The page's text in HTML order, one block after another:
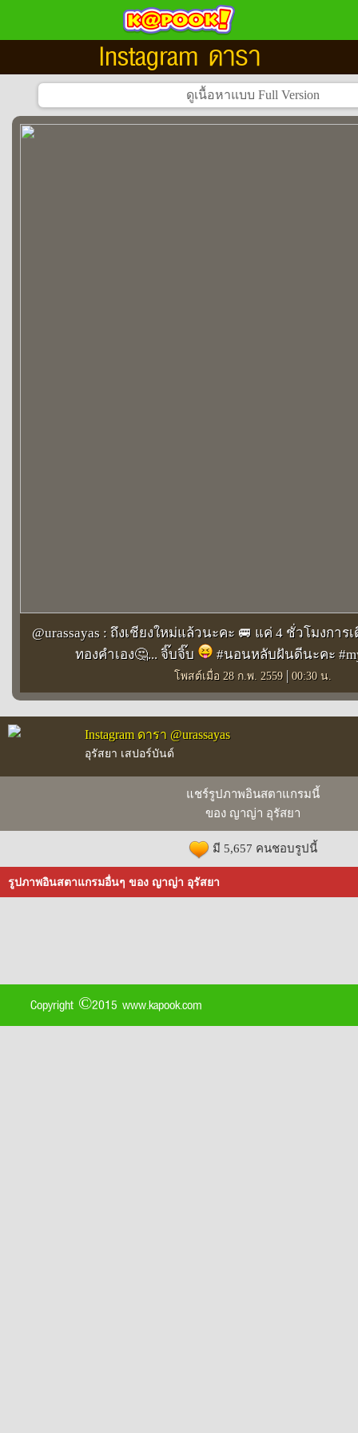
Instagram ดารา
@urassayas : ถึงเชียงใหม่แล้วนะคะ 🚐 แค่ 4 ชั่วโมงการ
ทองคำเอง🤔... จิ๊บจิ๊บ
#นอนหลับฝันดีนะคะ
โพสต์เมื่อ 28 ก.พ. 2559 | 00:30 น.
Instagram ดารา @urassayas
อุรัสยา เสปอร์บันด์
แชร์รูปภาพอินสตาแกรมนี้
ของ ญาญ่า อุรัสยา
มี 5,657 คนชอบรูปนี้
รูปภาพอินสตาแกรมอื่นๆ ของ ญาญ่า อุรัสยา
Copyright ©2015 www.kapook.com